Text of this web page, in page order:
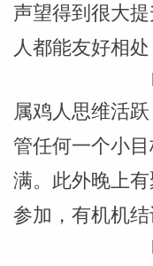
声望得到很大
人都能友好相
属鸡人思维活
管任何一个小
满。此外晚上
参加，有机机结